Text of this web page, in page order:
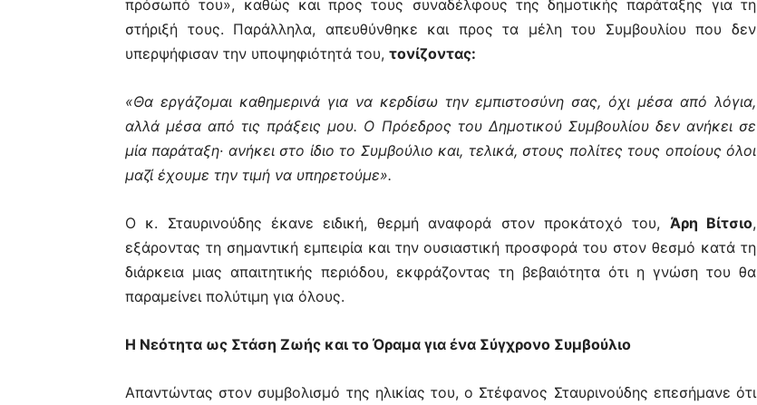
πρόσωπό του», καθώς και προς τους συναδέλφους της δημοτικής παράταξης για τη
στήριξή τους. Παράλληλα, απευθύνθηκε και προς τα μέλη του Συμβουλίου που δεν
υπερψήφισαν την υποψηφιότητά του, τονίζοντας:
«Θα εργάζομαι καθημερινά για να κερδίσω την εμπιστοσύνη σας, όχι μέσα από λόγια,
αλλά μέσα από τις πράξεις μου. Ο Πρόεδρος του Δημοτικού Συμβουλίου δεν ανήκει σε
μία παράταξη· ανήκει στο ίδιο το Συμβούλιο και, τελικά, στους πολίτες τους οποίους όλοι
μαζί έχουμε την τιμή να υπηρετούμε».
Ο κ. Σταυρινούδης έκανε ειδική, θερμή αναφορά στον προκάτοχό του, Άρη Βίτσιο,
εξάροντας τη σημαντική εμπειρία και την ουσιαστική προσφορά του στον θεσμό κατά τη
διάρκεια μιας απαιτητικής περιόδου, εκφράζοντας τη βεβαιότητα ότι η γνώση του θα
παραμείνει πολύτιμη για όλους.
Η Νεότητα ως Στάση Ζωής και το Όραμα για ένα Σύγχρονο Συμβούλιο
Απαντώντας στον συμβολισμό της ηλικίας του, ο Στέφανος Σταυρινούδης επεσήμανε ότι